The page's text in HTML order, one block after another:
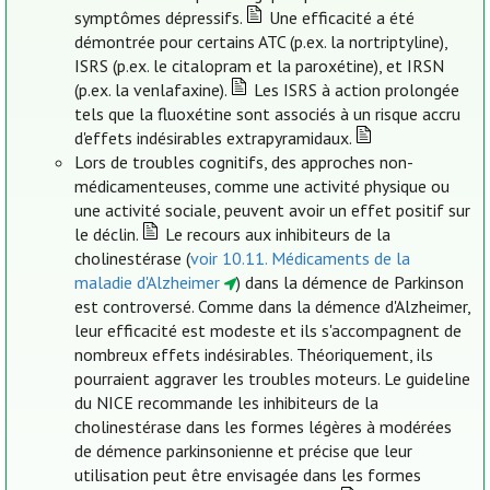
symptômes dépressifs.
Une efficacité a été
démontrée pour certains ATC (p.ex. la nortriptyline),
ISRS (p.ex. le citalopram et la paroxétine), et IRSN
(p.ex. la venlafaxine).
Les ISRS à action prolongée
tels que la fluoxétine sont associés à un risque accru
d'effets indésirables extrapyramidaux.
Lors de troubles cognitifs, des approches non-
médicamenteuses, comme une activité physique ou
une activité sociale, peuvent avoir un effet positif sur
le déclin.
Le recours aux inhibiteurs de la
cholinestérase (voir 10.11. Médicaments de la
maladie d'Alzheimer
) dans la démence de Parkinson
est controversé. Comme dans la démence d'Alzheimer,
leur efficacité est modeste et ils s'accompagnent de
nombreux effets indésirables. Théoriquement, ils
pourraient aggraver les troubles moteurs. Le guideline
du NICE recommande les inhibiteurs de la
cholinestérase dans les formes légères à modérées
de démence parkinsonienne et précise que leur
utilisation peut être envisagée dans les formes